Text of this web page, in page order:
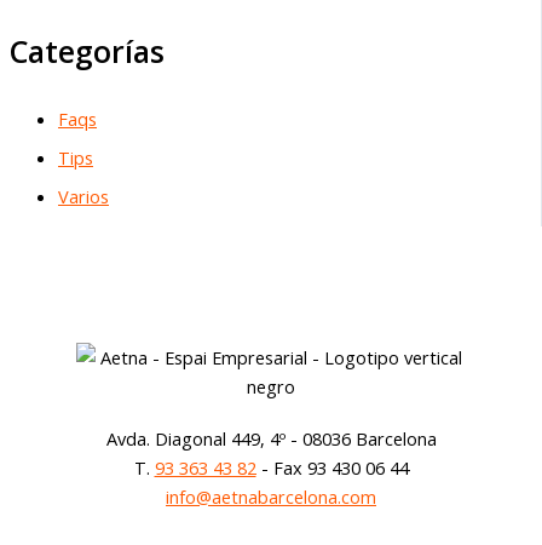
Categorías
Faqs
Tips
Varios
Avda. Diagonal 449, 4º - 08036 Barcelona
T. 93 363 43 82 - Fax 93 430 06 44
info@aetnabarcelona.com